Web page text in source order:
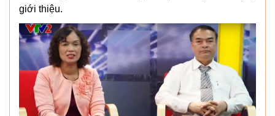
giới thiệu.